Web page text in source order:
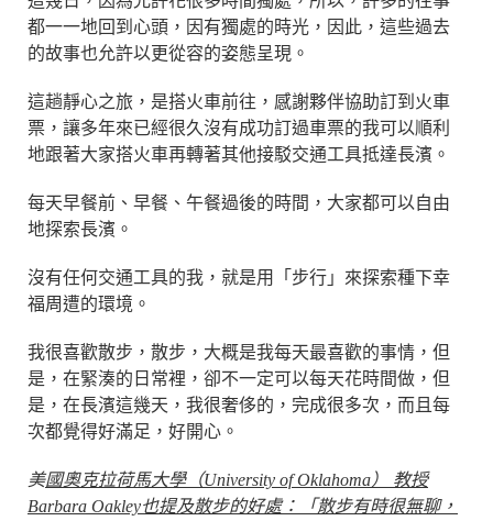
都一一地回到心頭，因有獨處的時光，因此，這些過去
的故事也允許以更從容的姿態呈現。
這趟靜心之旅，是搭火車前往，感謝夥伴協助訂到火車
票，讓多年來已經很久沒有成功訂過車票的我可以順利
地跟著大家搭火車再轉著其他接駁交通工具抵達長濱。
每天早餐前、早餐、午餐過後的時間，大家都可以自由
地探索長濱。
沒有任何交通工具的我，就是用「步行」來探索種下幸
福周遭的環境。
我很喜歡散步，散步，大概是我每天最喜歡的事情，但
是，在緊湊的日常裡，卻不一定可以每天花時間做，但
是，在長濱這幾天，我很奢侈的，完成很多次，而且每
次都覺得好滿足，好開心。
美國奧克拉荷馬大學（University of Oklahoma） 教授
Barbara Oakley也提及散步的好處：「散步有時很無聊，